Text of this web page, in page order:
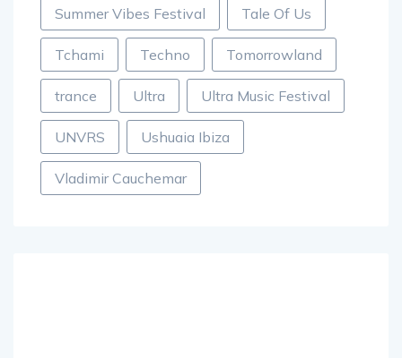
Summer Vibes Festival Tale Of Us
Tchami Techno Tomorrowland
trance Ultra Ultra Music Festival
UNVRS Ushuaia Ibiza
Vladimir Cauchemar